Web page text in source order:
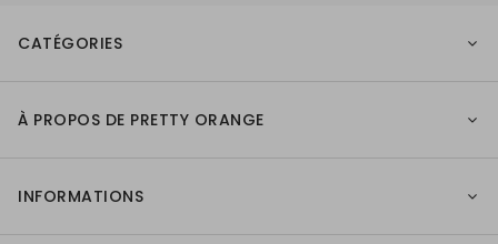
CATÉGORIES
À PROPOS DE PRETTY ORANGE
INFORMATIONS